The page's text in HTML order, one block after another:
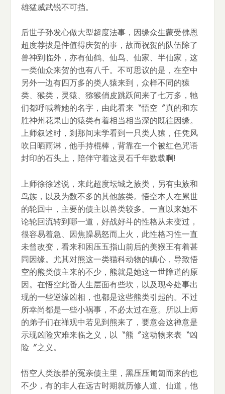
雄猛威武锐不可挡。
后世子孙发心做大型超度法事，因缘众生蒙受佛恩
超度荐拔是件值得庆贺的事，故而祝贺的队伍除了
兽神到临外，亦有仙鹤、仙鸟、仙家、半仙家，这
一类仙众来贺的也有八千。不可思议的是，在空中
另外一边有四万多的类人猿来到，众样不同的猿
类、猴类，灵猿、猕猴俏皮跳跃间来了七万多，牠
们都呼喊着她的名字，由此看来〝悟空〞真的和东
胜神州花果山的猿类有着相当相当深的既往因缘。
上师叙述时，剎那间末学看到一只类人猿，任凭风
吹日晒雨淋，他手持棍棒，背靠在一个被红色咒语
封印的石头上，陪伴守着这灵石千年数载啊!
上师徐徐述说，来此超度坛城之族类，另有虫族和
鸟族，以及为数不多的其他族类。悟空本人在累世
的轮回中，主要的债主以兽类较多。一直以来她不
论轮回流转到哪一道，好战好斗的性格从未变过，
很容易着急、因焦躁易怒而上火，此性格习性一直
未曾改变，看来和困压五指山前后的美猴王有着甚
同因缘。尤其对熊这一类猫科动物的瞋心，导致悟
空的熊类债主来的不少，熊就是她这一世障道的原
因。在悟空此番人生层面有些坎，以及现今处事出
现的一些逆缘凶相，也都是这些熊类引起的。不过
所幸尚都是一些小祸事，不必太过在意。所以上师
的弟子们在禅观中若见到熊来了，要意会这禅意是
示现凶险灾难来临之义，以〝熊〞这动物来表〝凶
险〞之义。
悟空人类族群的冤亲债主里，黑压压匍匐而来的也
不少，有的非人在远古时期就历修人道、仙道，他